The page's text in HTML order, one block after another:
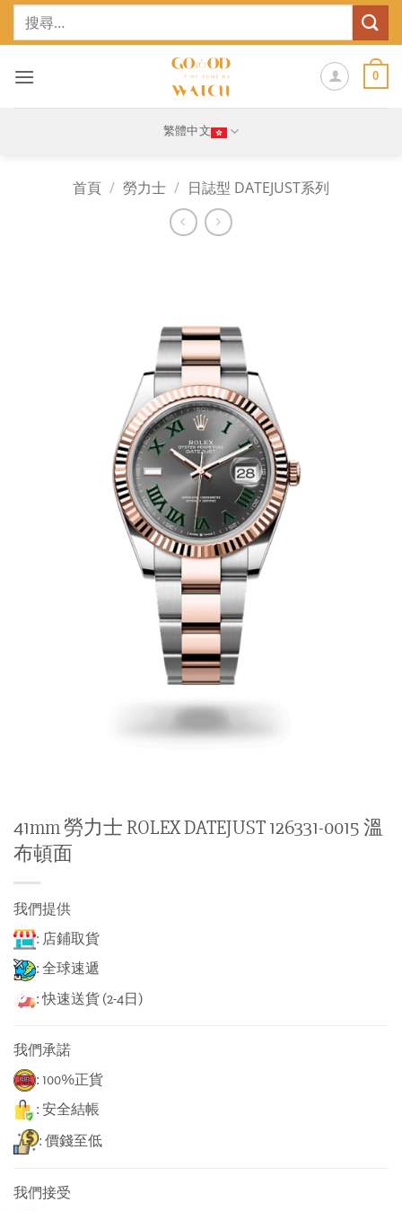
Skip
鍵
0
繁體中文
首頁 / 勞力士 / 日誌型 DATEJUST系列
41mm 勞力士 ROLEX DATEJUST 126331-0015 溫
布頓面
我們提供
: 店鋪取貨
: 全球速遞
: 快速送貨 (2-4日)
我們承諾
: 100%正貨
: 安全結帳
: 價錢至低
我們接受